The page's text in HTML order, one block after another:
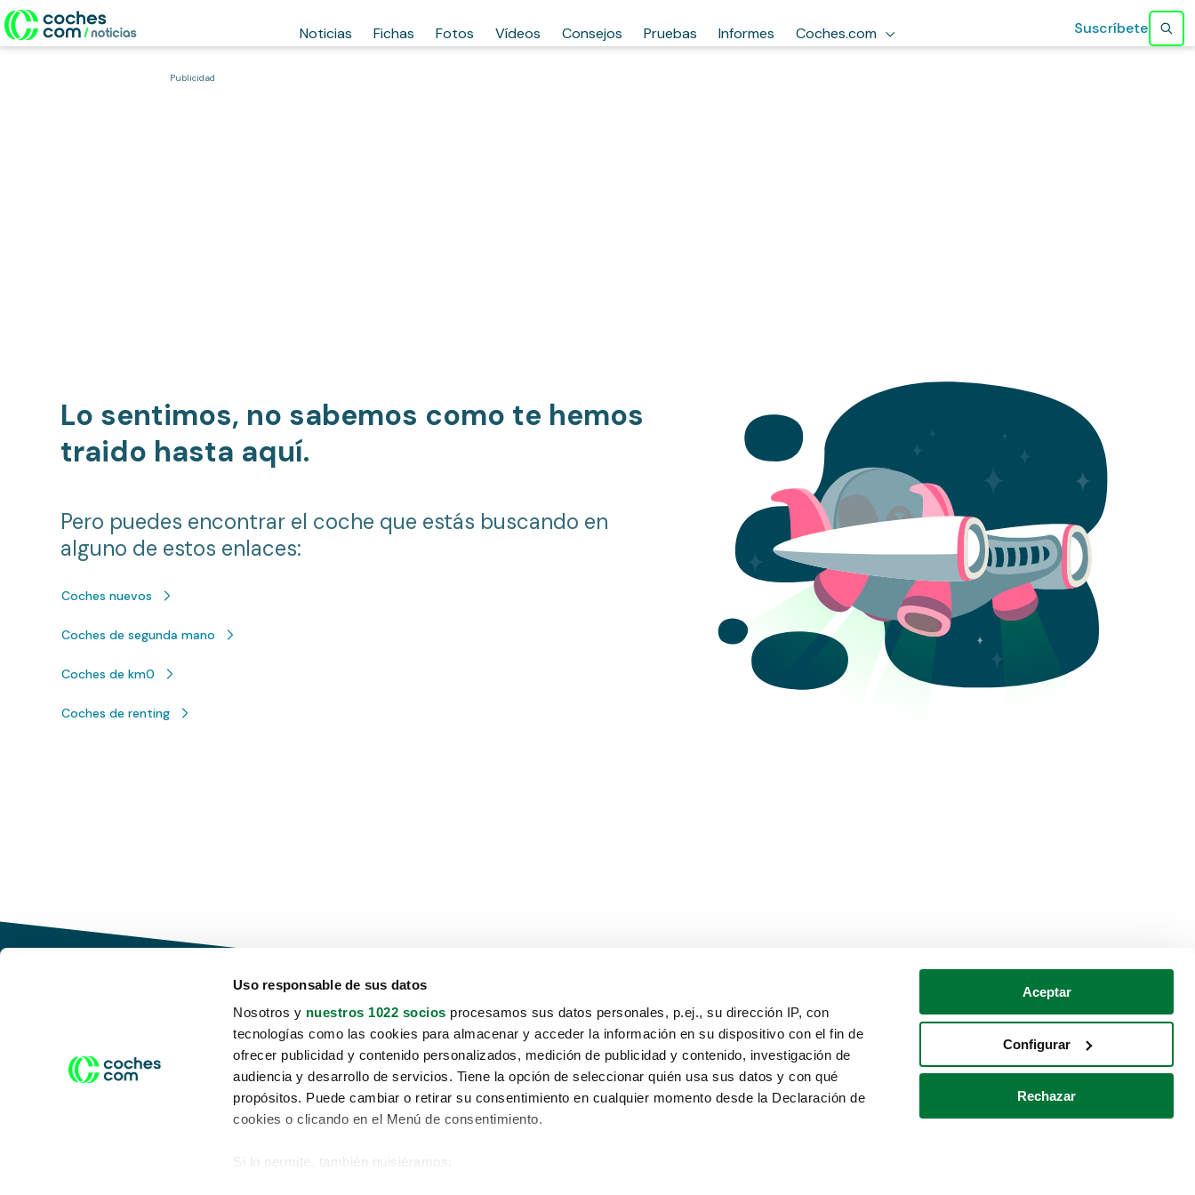
Uso responsable de sus datos
Nosotros y nuestros 1022 socios procesamos sus datos personales, p.ej., su dirección IP, con
tecnologías como las cookies para almacenar y acceder la información en su dispositivo con el fin de
ofrecer publicidad y contenido personalizados, medición de publicidad y contenido, investigación de
audiencia y desarrollo de servicios. Tiene la opción de seleccionar quién usa sus datos y con qué
propósitos. Puede cambiar o retirar su consentimiento en cualquier momento desde la Declaración de
cookies o clicando en el Menú de consentimiento.
Si lo permite, también quisiéramos:
Aceptar
Configurar
Rechazar
Noticias Fichas Fotos Vídeos Consejos Pruebas Informes Coches.com Suscríbete
Publicidad
Lo sentimos, no sabemos como te hemos
traido hasta aquí.
Pero puedes encontrar el coche que estás buscando en
alguno de estos enlaces:
Coches nuevos
Coches de segunda mano
Coches de km0
Coches de renting
Conduce tu futuro,
desata tu movilidad